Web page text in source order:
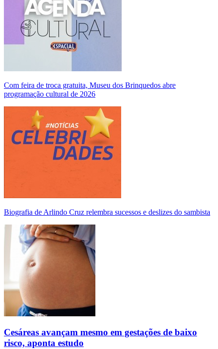
Com feira de troca gratuita, Museu dos Brinquedos abre
programação cultural de 2026
Biografia de Arlindo Cruz relembra sucessos e deslizes do sambista
Cesáreas avançam mesmo em gestações de baixo
risco, aponta estudo